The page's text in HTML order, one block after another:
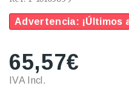
Advertencia: ¡Últimos
65,57€
IVA Incl.